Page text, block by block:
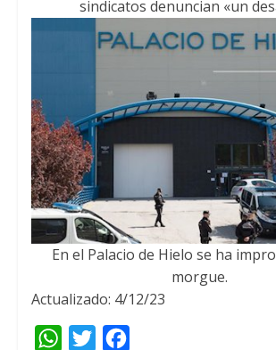
sindicatos denuncian «un
En el Palacio de Hielo se ha
morgue.
Actualizado: 4/12/23
W